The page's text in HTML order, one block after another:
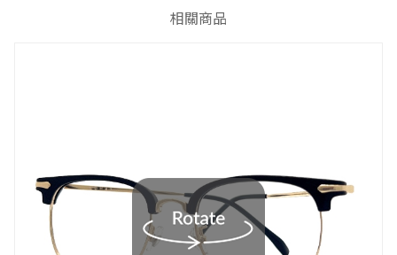
相關商品